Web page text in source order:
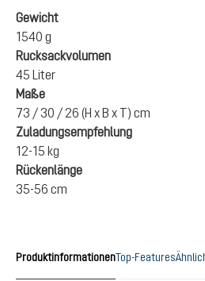
Gewicht
1540 g
Rucksackvolumen
45 Liter
Maße
73 / 30 / 26 (H x B x T) cm
Zuladungsempfehlung
12-15 kg
Rückenlänge
35-56 cm
ProduktinformationenTop-Features